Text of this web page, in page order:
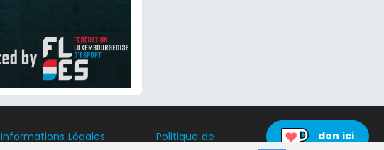
Informations Légales
Politique de
don ici